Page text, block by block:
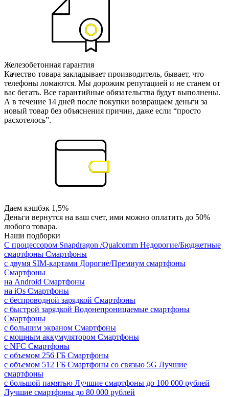
Железобетонная гарантия
Качество товара закладывает производитель, бывает, что
телефоны ломаются. Мы дорожим репутацией и не станем от
вас бегать. Все гарантийные обязательства будут выполнены.
А в течение 14 дней после покупки возвращаем деньги за
новый товар без объяснения причин, даже если “просто
расхотелось”.
Даем кэшбэк 1,5%
Деньги вернутся на ваш счет, ими можно оплатить до 50%
любого товара.
Наши подборки
С процессором Snapdragon /Qualcomm Недорогие/Бюджетные
смартфоны Смартфоны
с двумя SIM-картами Дорогие/Премиум смартфоны
Смартфоны
на Android Смартфоны
на iOs Смартфоны
с беспроводной зарядкой Смартфоны
с быстрой зарядкой Водонепроницаемые смартфоны
Смартфоны
с большим экраном Смартфоны
с мощным аккумулятором Смартфоны
с NFC Смартфоны
с объемом 256 ГБ Смартфоны
с объемом 512 ГБ Смартфоны со связью 5G Лучшие
смартфоны
с большой памятью Лучшие смартфоны до 100 000 рублей
Лучшие смартфоны до 80 000 рублей